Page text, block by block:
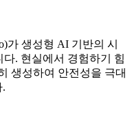
가 생성형 AI 기반의 시
. 현실에서 경험하기 힘
생성하여 안전성을 극대
.